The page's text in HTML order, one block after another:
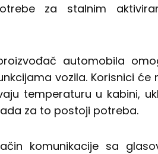
za stalnim
automobila
vozila. Korisnici će
temperaturu u kabini,
za to postoji potreba.
komunikacije sa